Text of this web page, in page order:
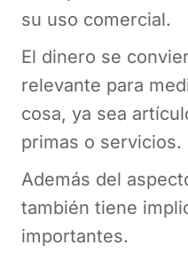
su uso comercial.
El dinero se
relevante para
cosa, ya sea
primas o servicios.
Además del
también tiene
importantes.